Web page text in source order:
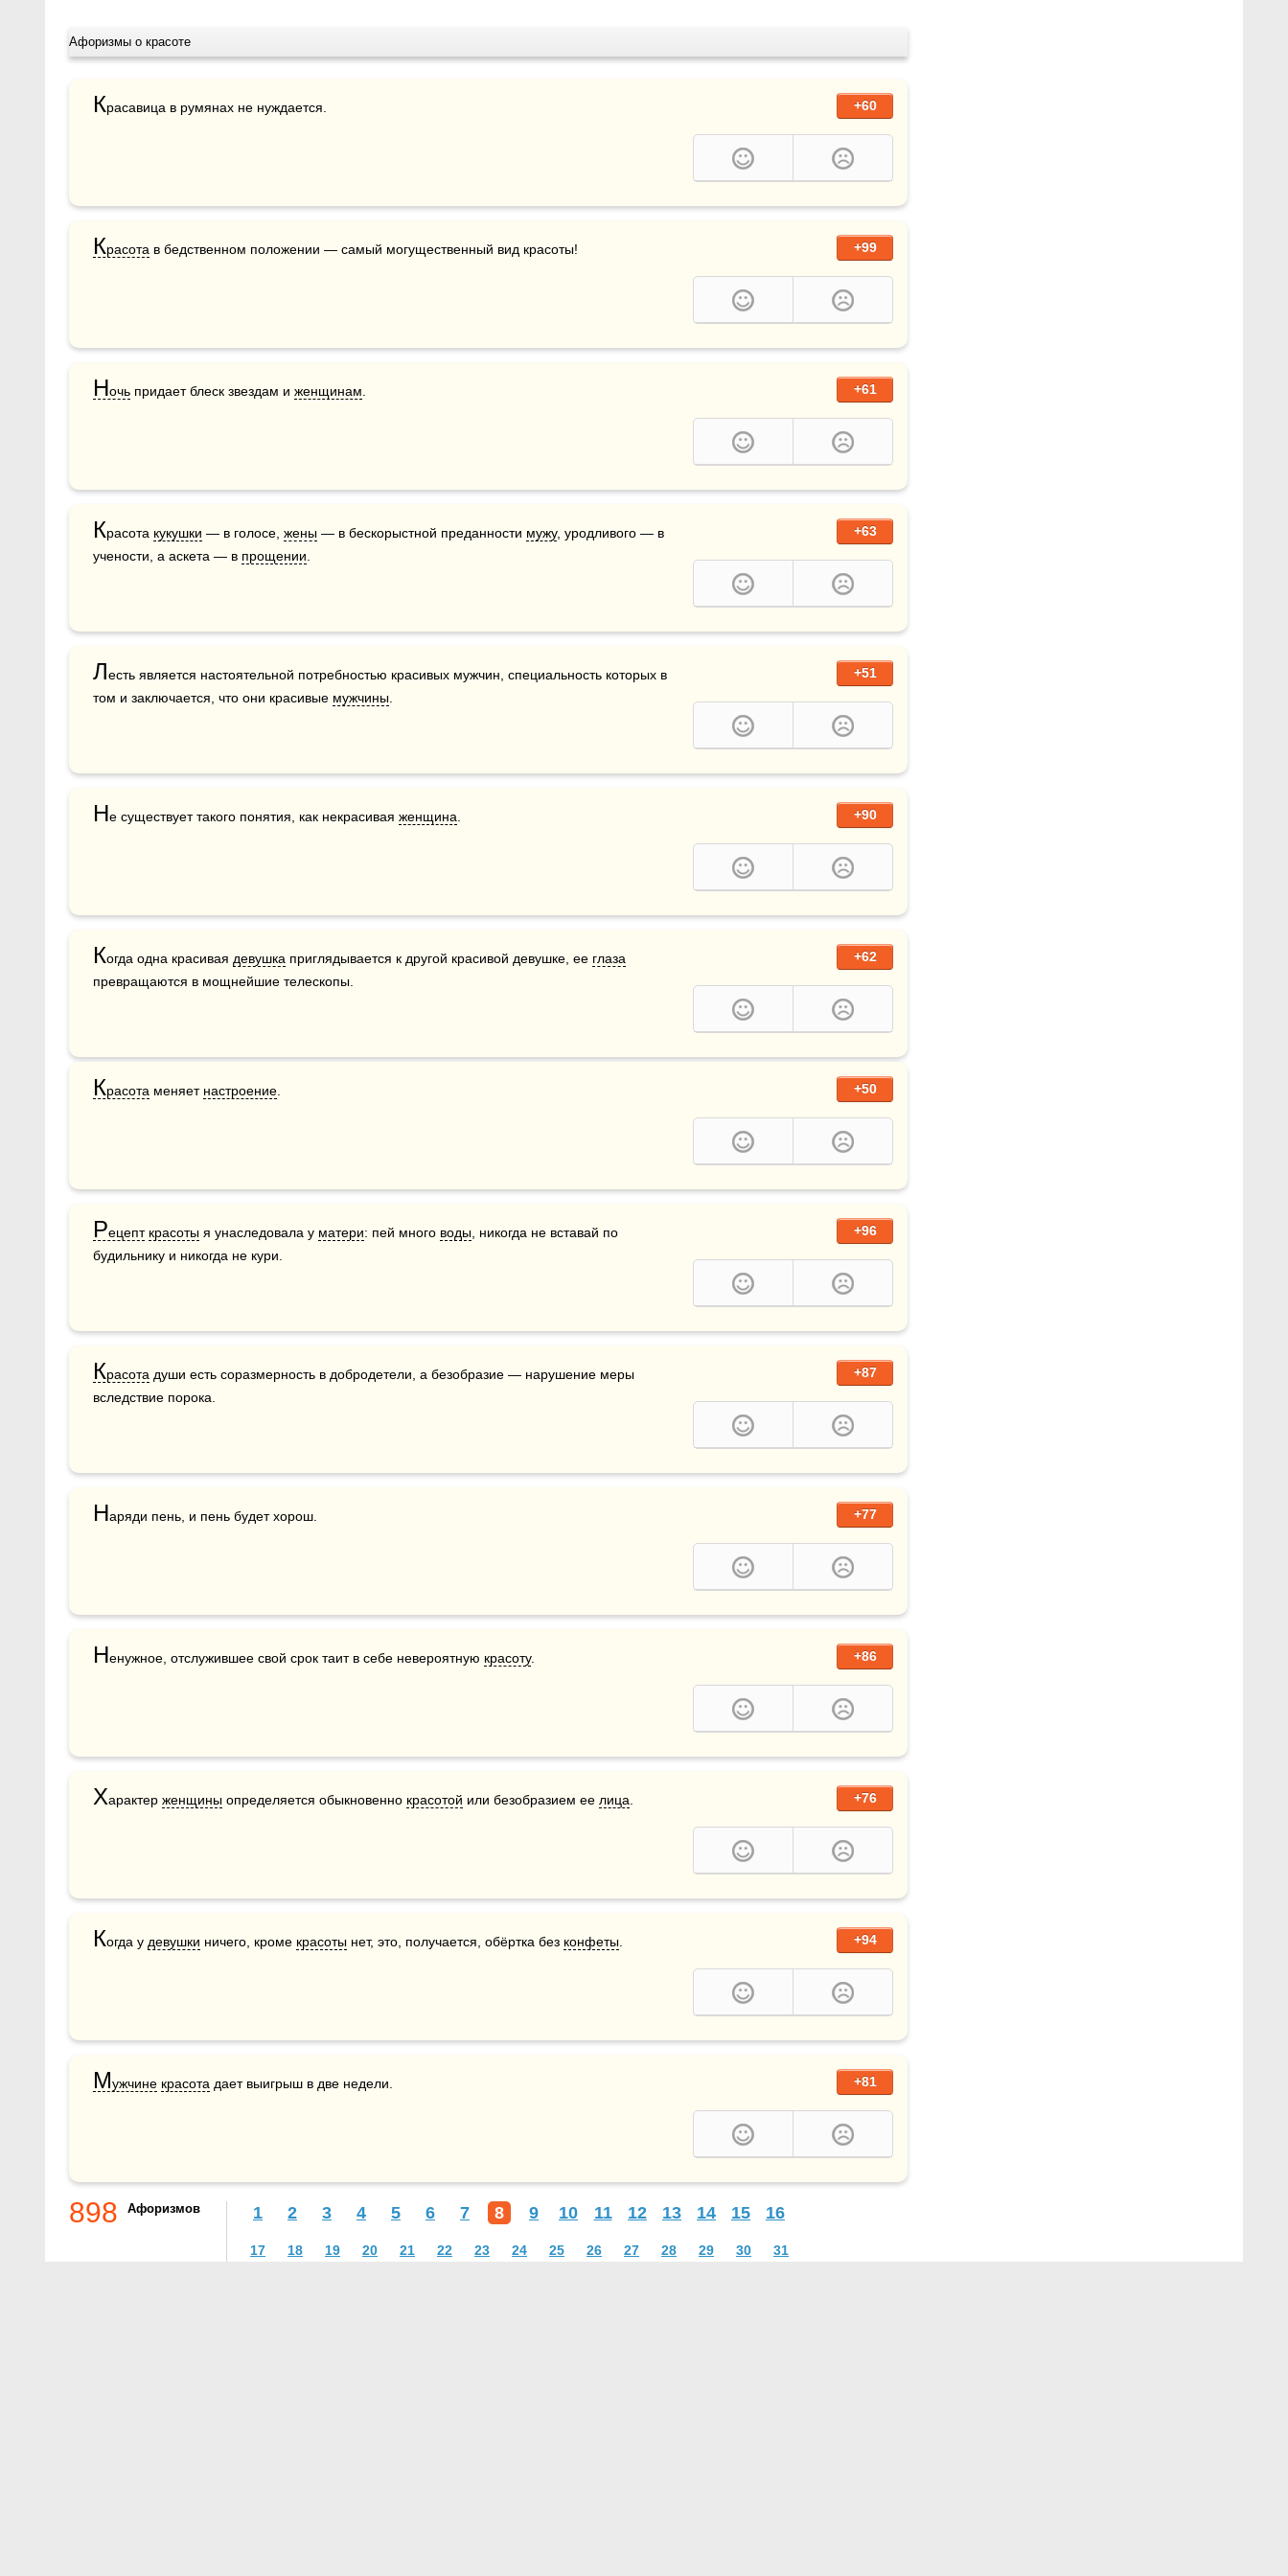
Афоризмы о красоте
+60
Красавица в румянах не нуждается.
+99
Красота в бедственном положении — самый могущественный вид красоты!
+61
Ночь придает блеск звездам и женщинам
+63
Красота кукушки — в голосе, жены — в бескорыстной преданности мужу, уродливого — в
учености, а аскета — в прощении
+51
Лесть является настоятельной потребностью красивых мужчин, специальность которых в
том и заключается, что они красивые мужчины
+90
Не существует такого понятия, как некрасивая женщина
+62
Когда одна красивая девушка приглядывается к другой красивой девушке, ее глаза
превращаются в мощнейшие телескопы.
+50
Красота меняет настроение
+96
Рецепт красоты я унаследовала у матери: пей много воды , никогда не вставай по
будильнику и никогда не кури.
+87
Красота души есть соразмерность в добродетели, а безобразие — нарушение меры
вследствие порока.
+77
Наряди пень, и пень будет хорош.
+86
Ненужное, отслужившее свой срок таит в себе невероятную красоту.
+76
Характер женщины определяется обыкновенно красотой или безобразием ее лица
+94
Когда у девушки ничего, кроме красоты нет, это, получается, обёртка без конфеты
+81
Мужчине красота дает выигрыш в две недели.
898 Афоризмов 1 2 3 4 5 6 7 8 9 10 11 12 13 14 15 16
17 18 19 20 21 22 23 24 25 26 27 28 29 30 31